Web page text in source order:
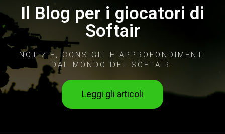
Il Blog per i giocatori di
Softair
NOTIZIE, CONSIGLI E APPROFONDIMENTI
DAL MONDO DEL SOFTAIR.
Leggi gli articoli